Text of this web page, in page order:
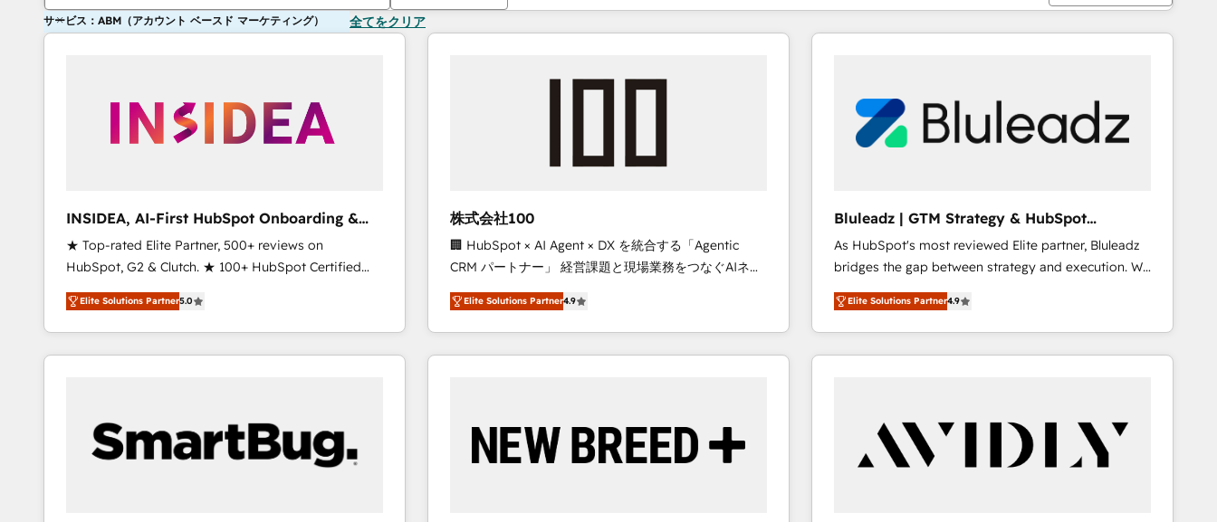
サービス：ABM（アカウント ベースド マーケティング） 全てをクリア
INSIDEA, AI-First HubSpot Onboarding &
RevOps
★ Top-rated Elite Partner, 500+ reviews on
HubSpot, G2 & Clutch. ★ 100+ HubSpot Certified
Experts & Trainers across the team ★ 1,500+
implementations across five continents ★ AI-First,
RevOps-led, Onboarding obsessed ★ Company of
the Year 2024/25 INSIDEA helps growing companies
workflows that drive adoption from week one, in
your time zone. What we do ➤ Onboarding: Live in
weeks, with workflows built around your business,
Elite Solutions Partner5.0
株式会社100
🏢 HubSpot × AI Agent × DX を統合する「Agentic
CRM パートナー」 経営課題と現場業務をつなぐAIネイ
ティブ・エージェンシーとして、HubSpot Eliteの実装
力で顧客フロント業務を再設計します。 💡 100inc は何
をする会社か？ HubSpotを共通基盤に、AIエージェン
トを組み込んだ顧客フロント業務（マーケティング・営
を、CRMを軸とした全社共通基盤に再構築します。意
思決定者・PMO・現場担当者に並走します。 1️⃣
Elite Solutions Partner4.9
Bluleadz | GTM Strategy & HubSpot
Implementation
As HubSpot's most reviewed Elite partner, Bluleadz
bridges the gap between strategy and execution. We
don't just "set up tools" — we install the GTM
Operating System (GTM OS) to align your leadership
and engineer a portal that drives predictable
revenue velocity. 🚀 GTM Strategy & Alignment
"accelerating a mess." ⚙️ Elite Engineering & AI
Scalable Architecture: Zero-technical-debt setup
across all Hubs, validated by our 7 HubSpot
Elite Solutions Partner4.9